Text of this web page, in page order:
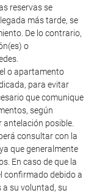
reservas se
más tarde, se
De lo contrario,
o
o apartamento
para evitar
que comunique
según
posible.
consultar con la
que generalmente
En caso de que la
confirmado debido a
a su voluntad, su